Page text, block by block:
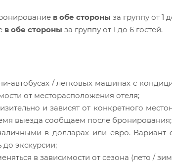
в обе стороны за группу от 1
в обе стороны за группу от 1 до 6 гостей.
автобусах / легковых машинах с
от месторасположения отеля;
и зависят от конкретного
выезда сообщаем после бронирования;
в долларах или евро. Вариант
экскурсии;
в зависимости от сезона (лето /